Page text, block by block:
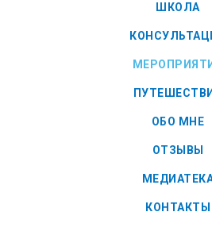
ШКОЛА
ОБО МНЕ
ОТЗЫВЫ
КОНТАКТЫ